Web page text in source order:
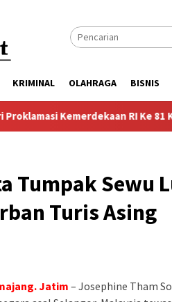
KRIMINAL OLAHRAGA BISNIS
RI Ke 81 Kecamatan
Tumpak Sewu
Turis Asing
Jatim – Josephine Tham